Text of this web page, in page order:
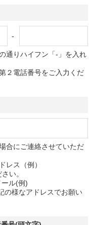
-
通りハイフン「-」を入れ
２電話番号をご入力くだ
合にご連絡させていただ
レス（例）
い。
ル(例)
の様なアドレスでお願い